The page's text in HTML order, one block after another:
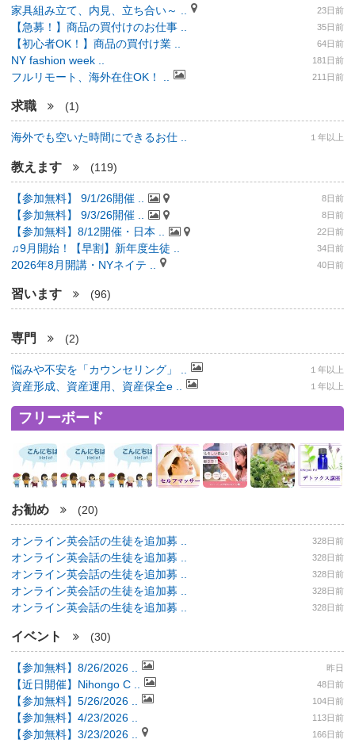
家具組み立て、内見、立ち合い～ .. 23日前
【急募！】商品の買付けのお仕事 .. 35日前
【初心者OK！】商品の買付け業 .. 64日前
NY fashion week .. 181日前
フルリモート、海外在住OK！ .. 211日前
求職 (1)
海外でも空いた時間にできるお仕 .. １年以上
教えます (119)
【参加無料】 9/1/26開催 .. 8日前
【参加無料】 9/3/26開催 .. 8日前
【参加無料】8/12開催・日本 .. 22日前
♫9月開始！【早割】新年度生徒 .. 34日前
2026年8月開講・NYネイテ .. 40日前
習います (96)
専門 (2)
悩みや不安を「カウンセリング」 .. １年以上
資産形成、資産運用、資産保全e .. １年以上
フリーボード
お勧め (20)
オンライン英会話の生徒を追加募 .. 328日前
オンライン英会話の生徒を追加募 .. 328日前
オンライン英会話の生徒を追加募 .. 328日前
オンライン英会話の生徒を追加募 .. 328日前
オンライン英会話の生徒を追加募 .. 328日前
イベント (30)
【参加無料】8/26/2026 .. 昨日
【近日開催】Nihongo C .. 48日前
【参加無料】5/26/2026 .. 104日前
【参加無料】4/23/2026 .. 113日前
【参加無料】3/23/2026 .. 166日前